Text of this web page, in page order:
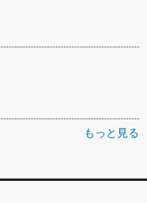
もっと見る